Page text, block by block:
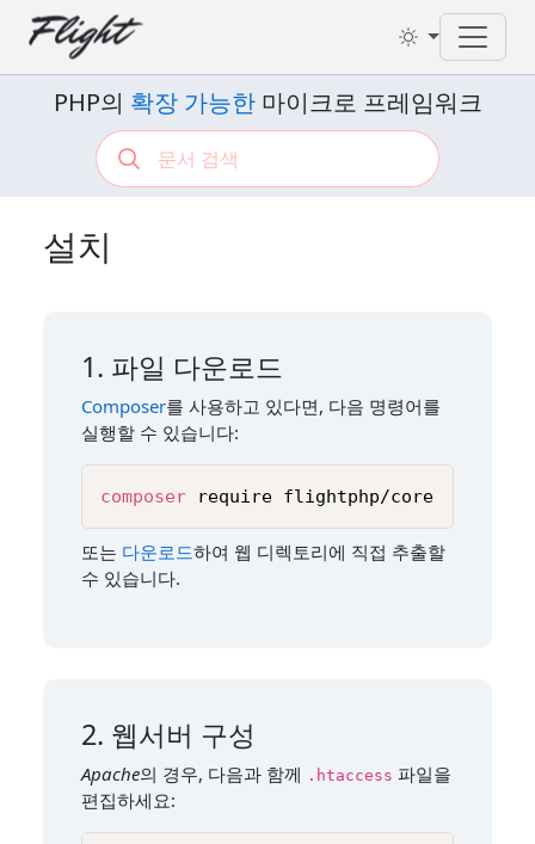
PHP의 확장 가능한마이크로 프레임워크
설치
1. 파일 다운로드
Composer를 사용하고 있다면, 다음 명령어를
실행할 수 있습니다:
composer require flightphp/core
또는 다운로드하여 웹 디렉토리에 직접 추출할
수 있습니다.
2. 웹서버 구성
Apache의 경우, 다음과 함께 .htaccess 파일을
편집하세요: